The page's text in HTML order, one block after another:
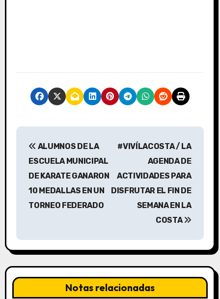
N
a
c
i
ALUMNOS DE LA
ESCUELA MUNICIPAL
DE KARATE GANARON
10 MEDALLAS EN UN
TORNEO FEDERADO
#VIVÍLACOSTA / LA
AGENDA DE
ACTIVIDADES PARA
DISFRUTAR EL FIN DE
SEMANA EN LA
COSTA
Notas relacionadas